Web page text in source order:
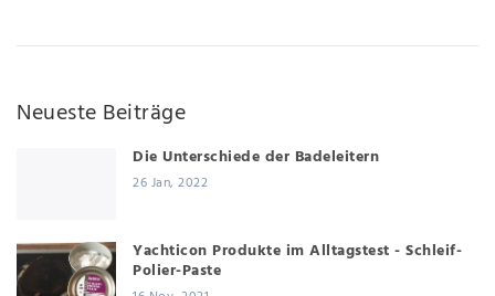
Neueste Beiträge
Die Unterschiede der Badeleitern
26 Jan, 2022
Yachticon Produkte im Alltagstest - Schleif-
Polier-Paste